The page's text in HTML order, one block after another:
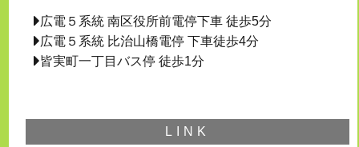
広電５系統 南区役所前電停下車 徒歩5分
広電５系統 比治山橋電停 下車徒歩4分
皆実町一丁目バス停 徒歩1分
LINK